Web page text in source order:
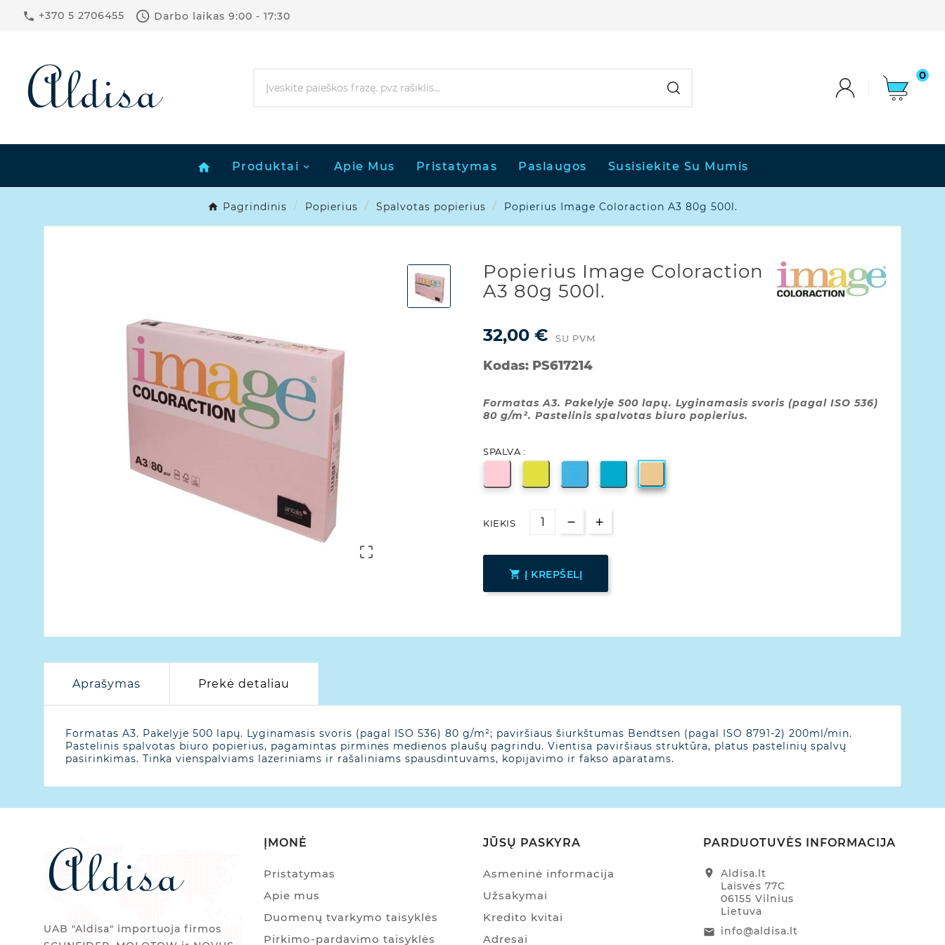
 +370 5 2706455  Darbo laikas 9:00 - 17:30
0
home Produktai Apie Mus Pristatymas Paslaugos Susisiekite Su Mumis
Pagrindinis Popierius Spalvotas popierius Popierius Image Coloraction A3 80g 500l.

Popierius Image Coloraction
A3 80g 500l.
32,00 € SU PVM
Kodas: PS617214
Formatas A3. Pakelyje 500 lapų. Lyginamasis svoris (pagal ISO 536)
80 g/m². Pastelinis spalvotas biuro popierius.
SPALVA :
KIEKIS
 Į KREPŠELĮ
Aprašymas Prekė detaliau
Formatas A3. Pakelyje 500 lapų. Lyginamasis svoris (pagal ISO 536) 80 g/m²; paviršiaus šiurkštumas Bendtsen (pagal ISO 8791-2) 200ml/min.
Pastelinis spalvotas biuro popierius, pagamintas pirminės medienos plaušų pagrindu. Vientisa paviršiaus struktūra, platus pastelinių spalvų
pasirinkimas. Tinka vienspalviams lazeriniams ir rašaliniams spausdintuvams, kopijavimo ir fakso aparatams.
UAB "Aldisa" importuoja firmos
ĮMONĖ
Pristatymas
Apie mus
Duomenų tvarkymo taisyklės
Pirkimo-pardavimo taisyklės
JŪSŲ PASKYRA
Asmeninė informacija
Užsakymai
Kredito kvitai
Adresai
PARDUOTUVĖS INFORMACIJA
location_on
Aldisa.lt
Laisvės 77C
06155 Vilnius
Lietuva
email info@aldisa.lt